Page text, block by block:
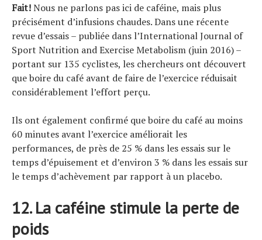
Fait!Nous ne parlons pas ici de caféine, mais plus
précisément d’infusions chaudes. Dans une récente
revue d’essais – publiée dans l’International Journal of
Sport Nutrition and Exercise Metabolism (juin 2016) –
portant sur 135 cyclistes, les chercheurs ont découvert
que boire du café avant de faire de l’exercice réduisait
considérablement l’effort perçu.
Ils ont également confirmé que boire du café au moins
60 minutes avant l’exercice améliorait les
performances, de près de 25 % dans les essais sur le
temps d’épuisement et d’environ 3 % dans les essais sur
le temps d’achèvement par rapport à un placebo.
12. La caféine stimule la perte de
poids